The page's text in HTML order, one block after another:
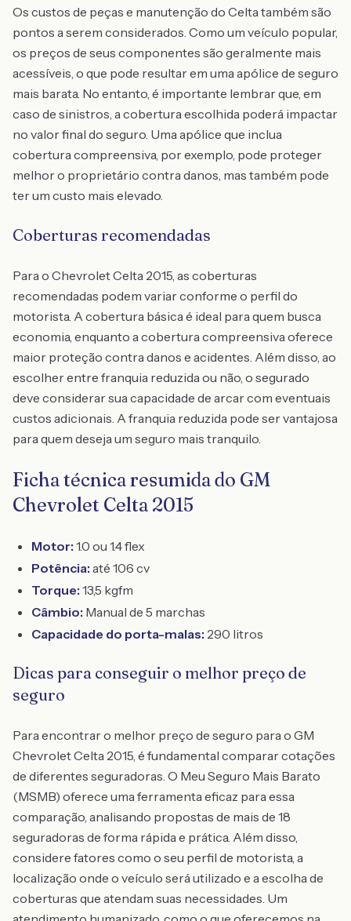
Os custos de peças e manutenção do Celta também são
pontos a serem considerados. Como um veículo popular,
os preços de seus componentes são geralmente mais
acessíveis, o que pode resultar em uma apólice de seguro
mais barata. No entanto, é importante lembrar que, em
caso de sinistros, a cobertura escolhida poderá impactar
no valor final do seguro. Uma apólice que inclua
cobertura compreensiva, por exemplo, pode proteger
melhor o proprietário contra danos, mas também pode
ter um custo mais elevado.
Coberturas recomendadas
Para o Chevrolet Celta 2015, as coberturas
recomendadas podem variar conforme o perfil do
motorista. A cobertura básica é ideal para quem busca
economia, enquanto a cobertura compreensiva oferece
maior proteção contra danos e acidentes. Além disso, ao
escolher entre franquia reduzida ou não, o segurado
deve considerar sua capacidade de arcar com eventuais
custos adicionais. A franquia reduzida pode ser vantajosa
para quem deseja um seguro mais tranquilo.
Ficha técnica resumida do GM
Chevrolet Celta 2015
Motor: 1.0 ou 1.4 flex
Potência: até 106 cv
Torque: 13,5 kgfm
Câmbio: Manual de 5 marchas
Capacidade do porta-malas: 290 litros
Dicas para conseguir o melhor preço de
seguro
Para encontrar o melhor preço de seguro para o GM
Chevrolet Celta 2015, é fundamental comparar cotações
de diferentes seguradoras. O Meu Seguro Mais Barato
(MSMB) oferece uma ferramenta eficaz para essa
comparação, analisando propostas de mais de 18
seguradoras de forma rápida e prática. Além disso,
considere fatores como o seu perfil de motorista, a
localização onde o veículo será utilizado e a escolha de
coberturas que atendam suas necessidades. Um